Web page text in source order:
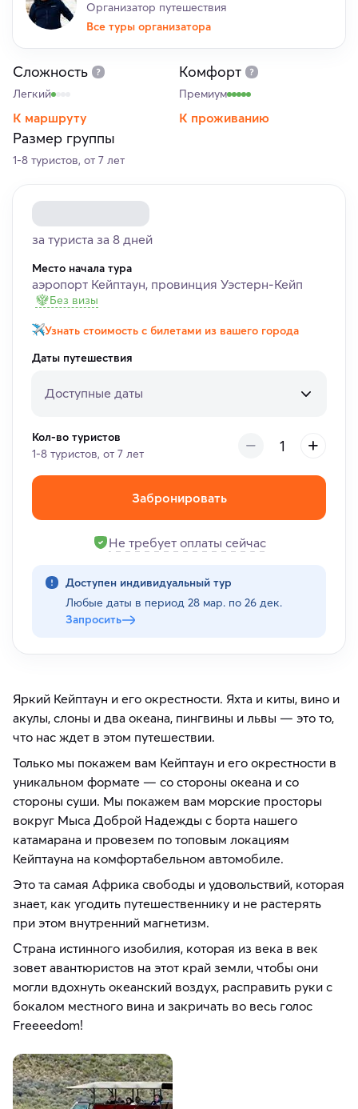
Организатор путешествия
Все туры организатора
Сложность
Легкий
К маршруту
Комфорт
Премиум
К проживанию
Размер группы
1-8 туристов, от 7 лет
за туриста за 8 дней
Место начала тура
аэропорт Кейптаун, провинция Уэстерн-Кейп
Без визы
Узнать стоимость с билетами из вашего города
Даты путешествия
Доступные даты
Кол-во туристов
1-8 туристов, от 7 лет
Забронировать
Не требует оплаты сейчас
Доступен индивидуальный тур
Любые даты в период 28 мар. по 26 дек.
Запросить
Яркий Кейптаун и его окрестности. Яхта и киты, вино и
акулы, слоны и два океана, пингвины и львы — это то,
что нас ждет в этом путешествии.
Только мы покажем вам Кейптаун и его окрестности в
уникальном формате — со стороны океана и со
стороны суши. Мы покажем вам морские просторы
вокруг Мыса Доброй Надежды с борта нашего
катамарана и провезем по топовым локациям
Кейптауна на комфортабельном автомобиле.
Это та самая Африка свободы и удовольствий, которая
знает, как угодить путешественнику и не растерять
при этом внутренний магнетизм.
Страна истинного изобилия, которая из века в век
зовет авантюристов на этот край земли, чтобы они
могли вдохнуть океанский воздух, расправить руки с
бокалом местного вина и закричать во весь голос
Freeeedom!